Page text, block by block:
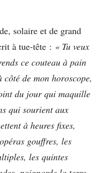
solaire et de grand
à tue-tête : « Tu veux
ce couteau à pain
de mon horoscope,
du jour qui maquille
qui sourient aux
à heures fixes,
gouffres, les
les quintes